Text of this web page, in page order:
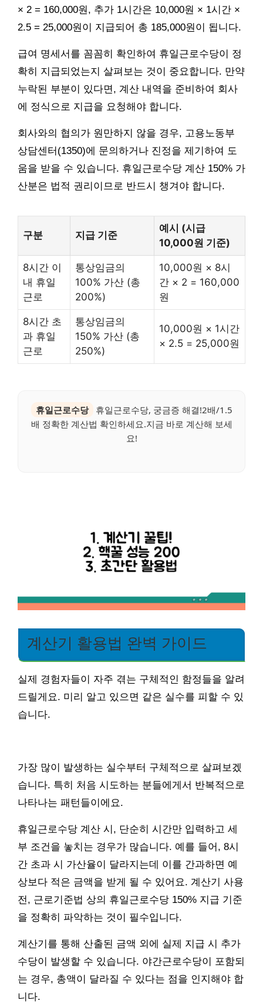
× 2 = 160,000원, 추가 1시간은 10,000원 × 1시간 ×
2.5 = 25,000원이 지급되어 총 185,000원이 됩니다.
급여 명세서를 꼼꼼히 확인하여 휴일근로수당이 정
확히 지급되었는지 살펴보는 것이 중요합니다. 만약
누락된 부분이 있다면, 계산 내역을 준비하여 회사
에 정식으로 지급을 요청해야 합니다.
회사와의 협의가 원만하지 않을 경우, 고용노동부
상담센터(1350)에 문의하거나 진정을 제기하여 도
움을 받을 수 있습니다. 휴일근로수당 계산 150% 가
산분은 법적 권리이므로 반드시 챙겨야 합니다.
구분 지급 기준
예시 (시급
10,000원 기준)
8시간 이
내 휴일
근로
통상임금의
100% 가산 (총
200%)
10,000원 × 8시
간 × 2 = 160,000
원
8시간 초
과 휴일
근로
통상임금의
150% 가산 (총
250%)
10,000원 × 1시간
× 2.5 = 25,000원
휴일근로수당
휴일근로수당, 궁금증 해결!2배/1.5
배 정확한 계산법 확인하세요.지금 바로 계산해 보세
요!
계산기 활용법 완벽 가이드
실제 경험자들이 자주 겪는 구체적인 함정들을 알려
드릴게요. 미리 알고 있으면 같은 실수를 피할 수 있
습니다.
가장 많이 발생하는 실수부터 구체적으로 살펴보겠
습니다. 특히 처음 시도하는 분들에게서 반복적으로
나타나는 패턴들이에요.
휴일근로수당 계산 시, 단순히 시간만 입력하고 세
부 조건을 놓치는 경우가 많습니다. 예를 들어, 8시
간 초과 시 가산율이 달라지는데 이를 간과하면 예
상보다 적은 금액을 받게 될 수 있어요. 계산기 사용
전, 근로기준법 상의 휴일근로수당 150% 지급 기준
을 정확히 파악하는 것이 필수입니다.
계산기를 통해 산출된 금액 외에 실제 지급 시 추가
수당이 발생할 수 있습니다. 야간근로수당이 포함되
는 경우, 총액이 달라질 수 있다는 점을 인지해야 합
니다.